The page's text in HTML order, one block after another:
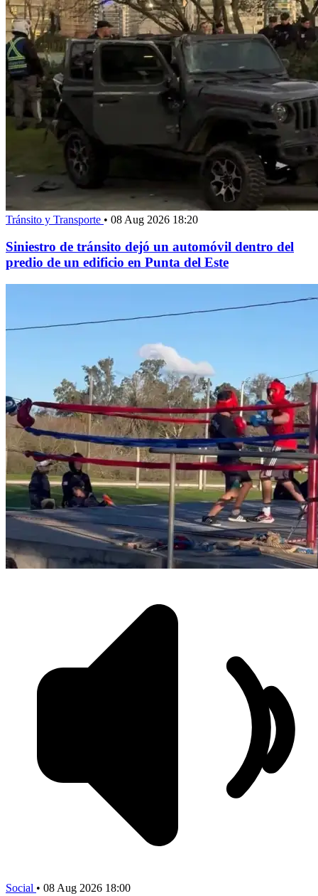
Tránsito y Transporte • 08 Aug 2026 18:20
Siniestro de tránsito dejó un automóvil dentro del
predio de un edificio en Punta del Este
Social • 08 Aug 2026 18:00